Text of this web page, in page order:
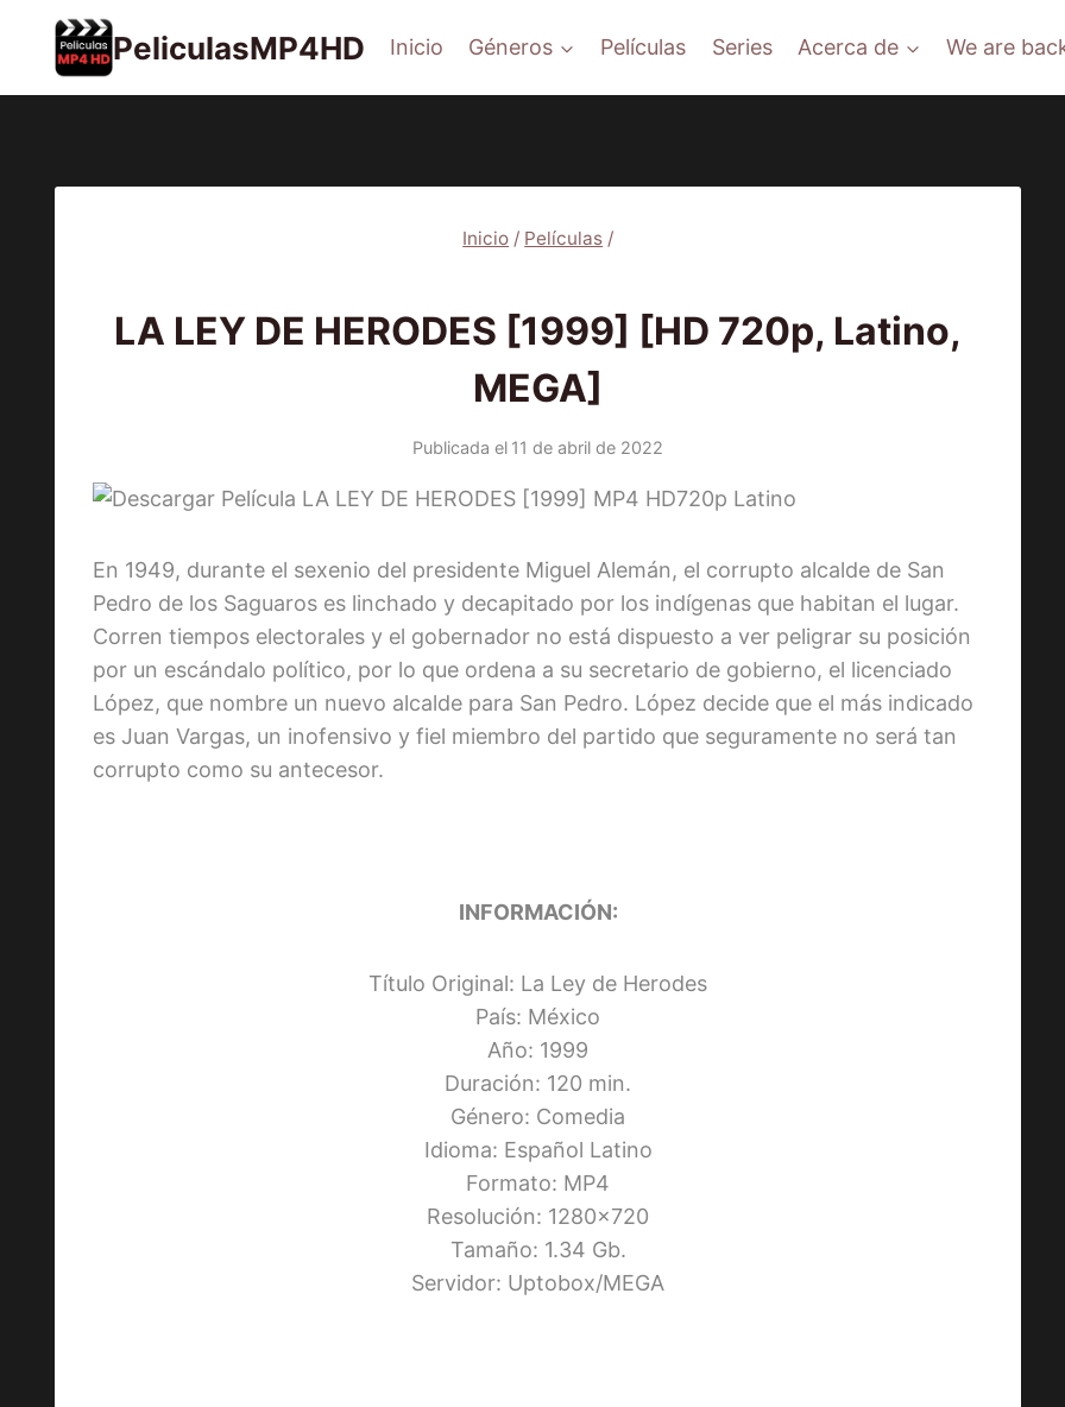
contenido
PeliculasMP4HD Inicio Géneros Películas Series Acerca de We are
Inicio / Películas /
LA LEY DE HERODES [1999] [HD 720p, Latino,
MEGA]
Publicada el 11 de abril de 2022
En 1949, durante el sexenio del presidente Miguel Alemán, el corrupto alcalde de San
Pedro de los Saguaros es linchado y decapitado por los indígenas que habitan el lugar.
Corren tiempos electorales y el gobernador no está dispuesto a ver peligrar su posición
por un escándalo político, por lo que ordena a su secretario de gobierno, el licenciado
López, que nombre un nuevo alcalde para San Pedro. López decide que el más indicado
es Juan Vargas, un inofensivo y fiel miembro del partido que seguramente no será tan
corrupto como su antecesor.
INFORMACIÓN:
Título Original: La Ley de Herodes
País: México
Año: 1999
Duración: 120 min.
Género: Comedia
Idioma: Español Latino
Formato: MP4
Resolución: 1280×720
Tamaño: 1.34 Gb.
Servidor: Uptobox/MEGA